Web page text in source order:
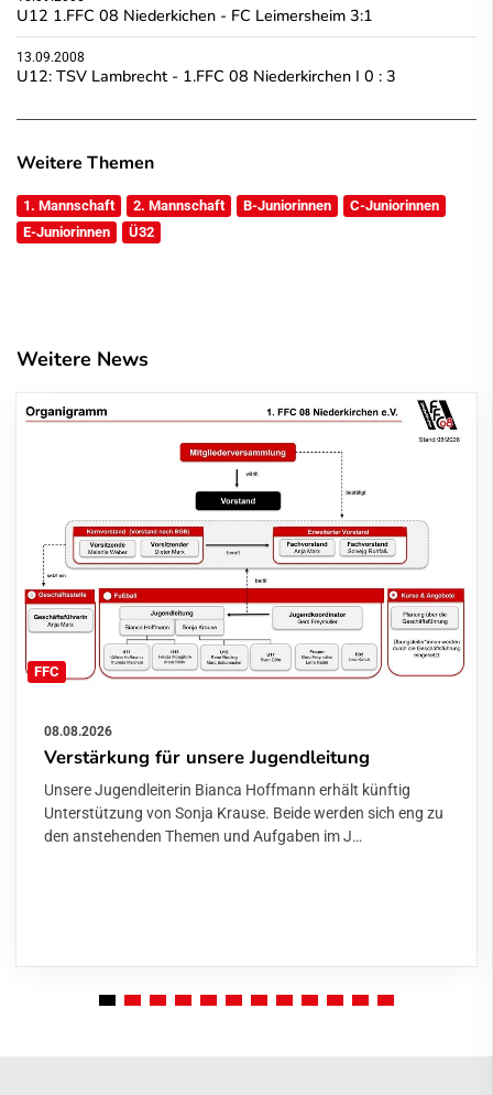
U12 1.FFC 08 Niederkichen - FC Leimersheim 3:1
13.09.2008
U12: TSV Lambrecht - 1.FFC 08 Niederkirchen I 0 : 3
Weitere Themen
1. Mannschaft 2. Mannschaft B-Juniorinnen
C-Juniorinnen
E-Juniorinnen
Ü32
Weitere News
FFC
08.08.2026
Verstärkung für unsere Jugendleitung
Unsere Jugendleiterin Bianca Hoffmann erhält künftig
Unterstützung von Sonja Krause. Beide werden sich eng zu
den anstehenden Themen und Aufgaben im J…